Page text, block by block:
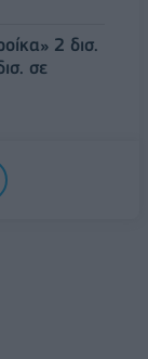
2 δισ.
σε
η